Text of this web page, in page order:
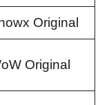
Original
Original